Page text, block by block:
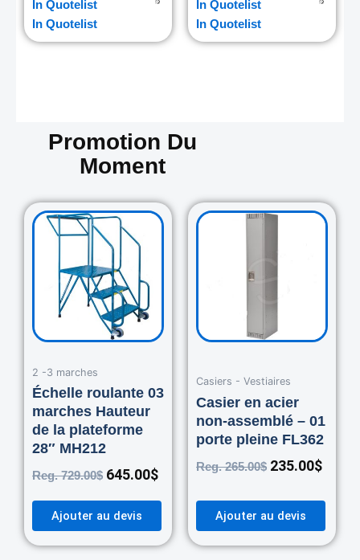
In Quotelist
In Quotelist
In Quotelist
In Quotelist
Promotion Du
Moment
2 -3 marches
Échelle roulante 03
marches Hauteur
de la plateforme
28″ MH212
Reg.729.00$
Original
price
was:
729.00$.
645.00$
Current
price
Ajouter au devis
Casiers - Vestiaires
Casier en acier
non-assemblé – 01
porte pleine FL362
Reg.265.00$
Original
235.00$
price
Ajouter au devis